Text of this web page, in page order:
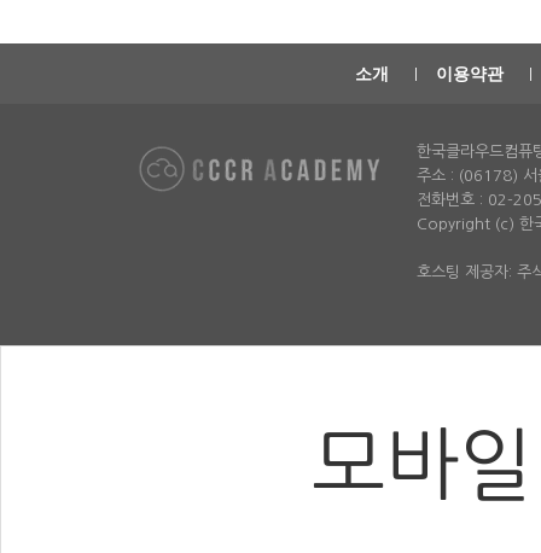
소개 이용약관
한국클라우드컴퓨
주소 : (06178) 서
전화번호 : 02-
Copyright (c) 한
호스팅 제공자: 주
모바